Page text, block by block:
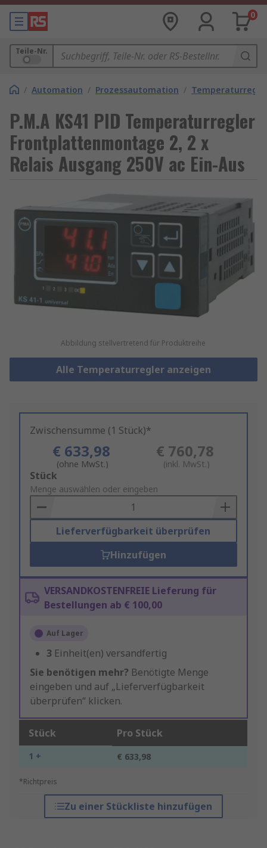
0
Teile-Nr.
/ Automation / Prozessautomation /
P.M.A KS41 PID Temperaturregler
Frontplattenmontage 2, 2 x
Relais Ausgang 250V ac Ein-Aus
Abbildung stellvertretend für Produktreihe
Alle Temperaturregler anzeigen
Zwischensumme (1 Stück)*
€ 633,98
(ohne MwSt.)
€ 760,78
(inkl. MwSt.)
Add
to
Basket
Stück
Menge auswählen oder eingeben
Lieferverfügbarkeit überprüfen
Hinzufügen
VERSANDKOSTENFREIE Lieferung für
Bestellungen ab € 100,00
Auf Lager
3 Einheit(en) versandfertig
Sie benötigen mehr? Benötigte Menge
eingeben und auf „Lieferverfügbarkeit
überprüfen“ klicken.
Stück Pro Stück
1 + € 633,98
*Richtpreis
Zu einer Stückliste hinzufügen